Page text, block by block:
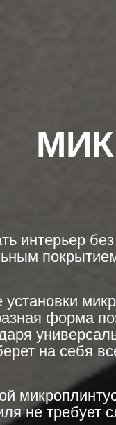
интерьер
установки
форма
на себя
не требует